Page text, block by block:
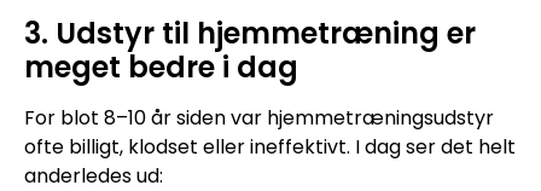
3. Udstyr til hjemmetræning er
meget bedre i dag
For blot 8–10 år siden var hjemmetræningsudstyr
ofte billigt, klodset eller ineffektivt. I dag ser det helt
anderledes ud: